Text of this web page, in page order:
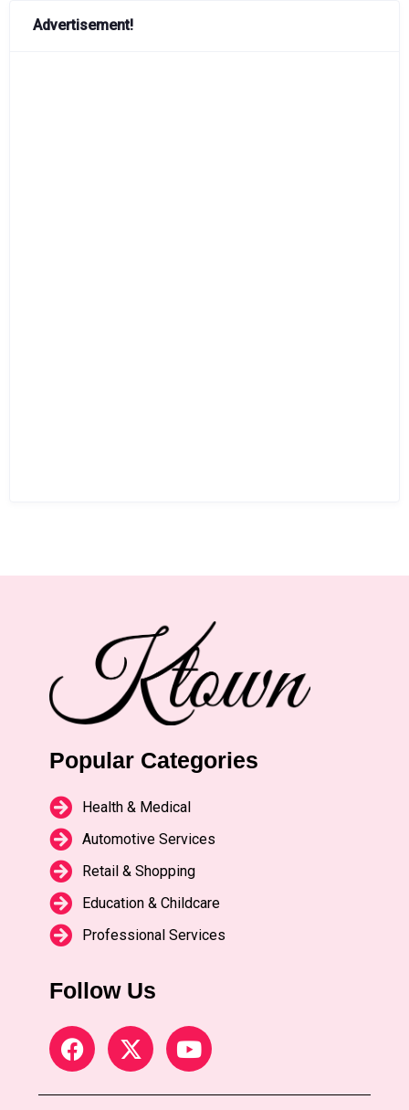
Advertisement!
Popular Categories
Health & Medical
Automotive Services
Retail & Shopping
Education & Childcare
Professional Services
Follow Us